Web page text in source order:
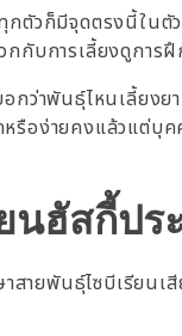
ตัวก็มีจุดตรงนี้ในตั
กับการเลี้ยงดูการ
ว่าพันธุ์ไหนเลี้ยงย
รือง่ายคงแล้วแต่บุค
ฮัสกี้ปร
ายพันธุ์ไซบีเรียน